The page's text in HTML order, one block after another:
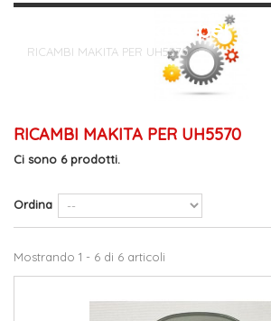
Ricambi Makita per
RICAMBI MAKITA PER UH5570
RICAMBI MAKITA PER UH5570
Ci sono 6 prodotti.
Ordina
Mostrando 1 - 6 di 6 articoli